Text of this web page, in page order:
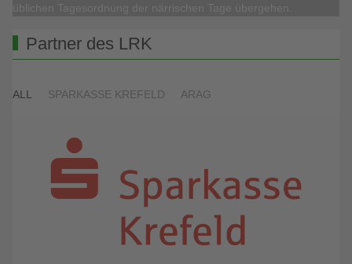
Partner des LRK
ALL SPARKASSE KREFELD ARAG